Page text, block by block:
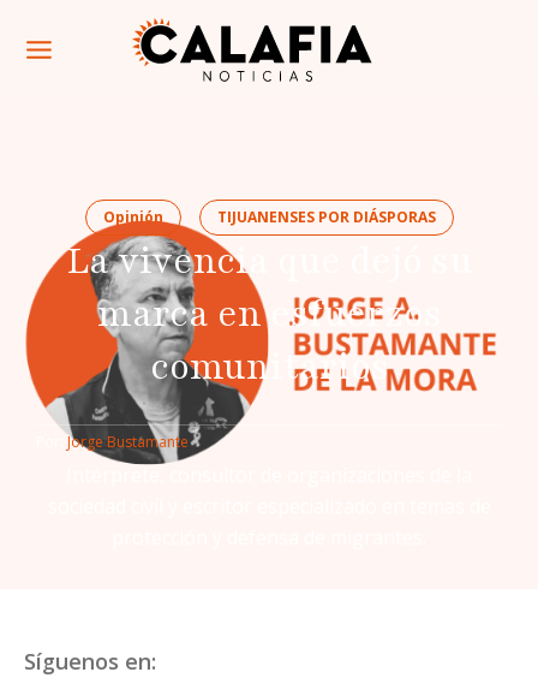
Opinión TIJUANENSES POR DIÁSPORAS
La vivencia que dejó su
marca en esfuerzos
comunitarios
Jorge Bustamante
Intérprete, consultor de organizaciones de la
Síguenos en: